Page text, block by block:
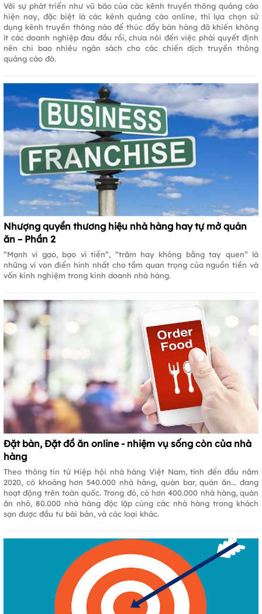
Với sự phát triển như vũ bão của các kênh truyền thông quảng cáo
hiện nay, đặc biệt là các kênh quảng cáo online, thì lựa chọn sử
dụng kênh truyền thông nào để thúc đẩy bán hàng đã khiến không
ít các doanh nghiệp đau đầu rồi, chưa nói đến việc phải quyết định
nên chi bao nhiêu ngân sách cho các chiến dịch truyền thông
quảng cáo đó.
Nhượng quyền thương hiệu nhà hàng hay tự mở quán
ăn – Phần 2
“Mạnh vì gạo, bạo vì tiền”, “trăm hay không bằng tay quen” là
những ví von điển hình nhất cho tầm quan trọng của nguồn tiền và
vốn kinh nghiệm trong kinh doanh nhà hàng.
Đặt bàn, Đặt đồ ăn online - nhiệm vụ sống còn của nhà
hàng
Theo thông tin từ Hiệp hội nhà hàng Việt Nam, tính đến đầu năm
2020, có khoảng hơn 540.000 nhà hàng, quán bar, quán ăn... đang
hoạt động trên toàn quốc. Trong đó, có hơn 400.000 nhà hàng, quán
ăn nhỏ, 80.000 nhà hàng độc lập cùng các nhà hàng trong khách
sạn được đầu tư bài bản, và các loại khác.